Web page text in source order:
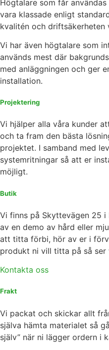
Högtalare som får
vara klassade enligt
kvalitén och driftsäkerheten
Vi har även högtalare som
används mest där
med anläggningen och ger
installation.
Projektering
Vi hjälper alla våra kunder
och ta fram den bästa
projektet. I samband med
systemritningar så att er
möjligt.
Butik
Vi finns på Skyttevägen 25
av en demo av hård eller
att titta förbi, hör av er i
produkt ni vill titta på så
Kontakta oss
Frakt
Vi packat och skickar allt
själva hämta materialet så
själv” när ni lägger ordern i